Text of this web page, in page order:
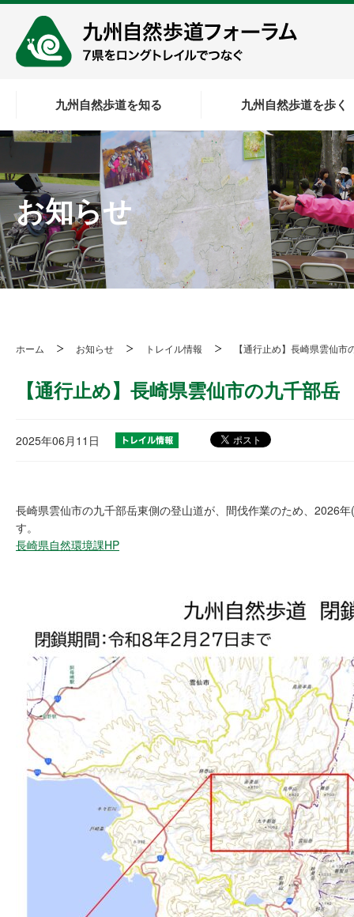
九州自然歩道を知る 九州自然歩道を歩く
お知らせ
ホーム お知らせ トレイル情報 【通行止め】長崎県雲仙市
【通行止め】長崎県雲仙市の九千部岳
2025年06月11日
長崎県雲仙市の九千部岳東側の登山道が、間伐作業のため、2026
す。
長崎県自然環境課HP